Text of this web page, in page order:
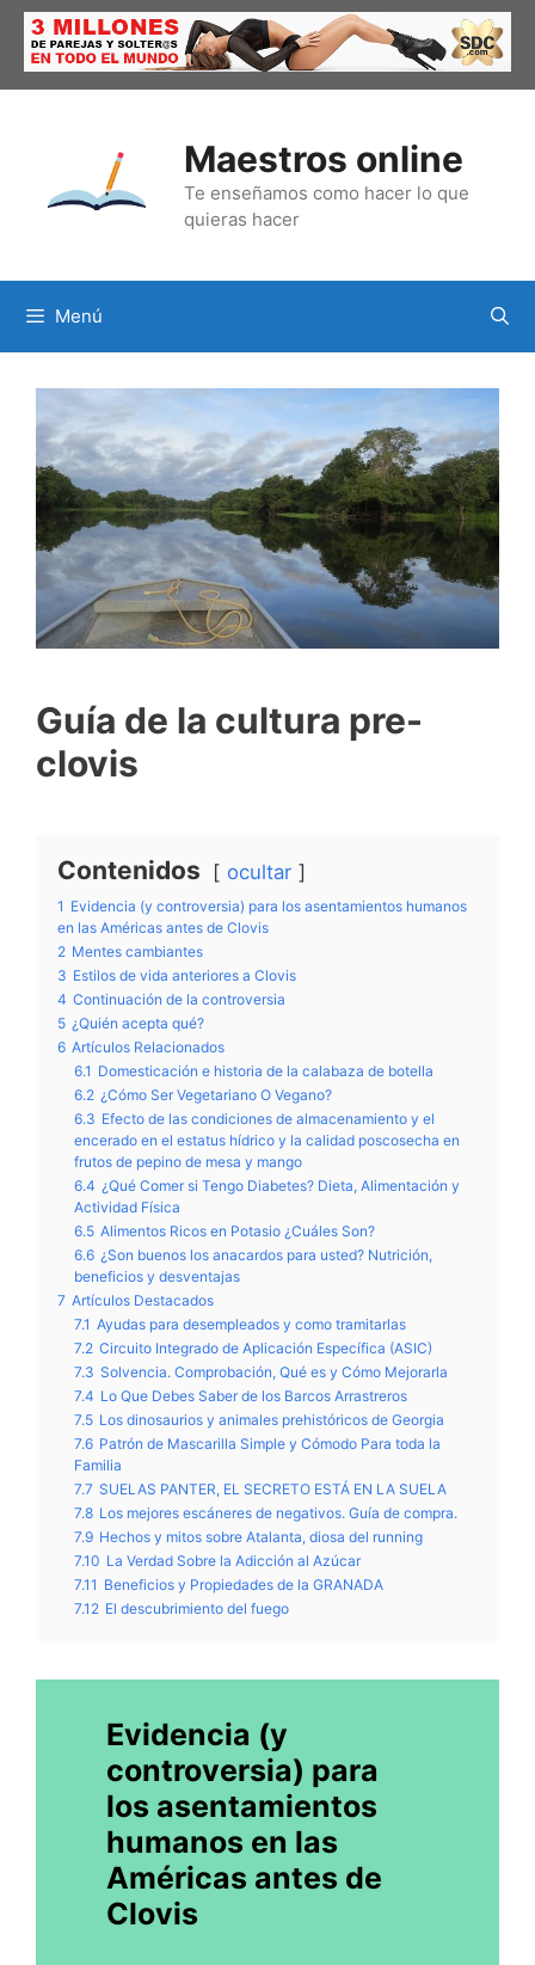
Saltar
contenido
Maestros online
Te enseñamos como hacer lo que
quieras hacer
Menú
Guía de la cultura pre-
clovis
Contenidos ocultar
1 Evidencia (y controversia) para los asentamientos humanos
en las Américas antes de Clovis
2 Mentes cambiantes
3 Estilos de vida anteriores a Clovis
4 Continuación de la controversia
5 ¿Quién acepta qué?
6 Artículos Relacionados
6.1 Domesticación e historia de la calabaza de botella
6.2 ¿Cómo Ser Vegetariano O Vegano?
6.3 Efecto de las condiciones de almacenamiento y el
encerado en el estatus hídrico y la calidad poscosecha en
frutos de pepino de mesa y mango
6.4 ¿Qué Comer si Tengo Diabetes? Dieta, Alimentación y
Actividad Física
6.5 Alimentos Ricos en Potasio ¿Cuáles Son?
6.6 ¿Son buenos los anacardos para usted? Nutrición,
beneficios y desventajas
7 Artículos Destacados
7.1 Ayudas para desempleados y como tramitarlas
7.2 Circuito Integrado de Aplicación Específica (ASIC)
7.3 Solvencia. Comprobación, Qué es y Cómo Mejorarla
7.4 Lo Que Debes Saber de los Barcos Arrastreros
7.5 Los dinosaurios y animales prehistóricos de Georgia
7.6 Patrón de Mascarilla Simple y Cómodo Para toda la
Familia
7.7 SUELAS PANTER, EL SECRETO ESTÁ EN LA SUELA
7.8 Los mejores escáneres de negativos. Guía de compra.
7.9 Hechos y mitos sobre Atalanta, diosa del running
7.10 La Verdad Sobre la Adicción al Azúcar
7.11 Beneficios y Propiedades de la GRANADA
7.12 El descubrimiento del fuego
Evidencia (y
controversia) para
los asentamientos
humanos en las
Américas antes de
Clovis